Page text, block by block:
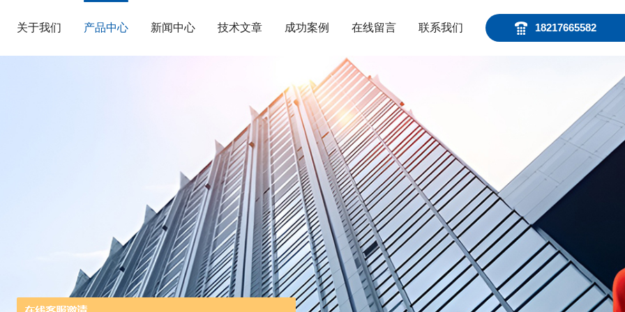
18217665582
关于我们 产品中心 新闻中心 技术文章 成功案例 在线留言 联系我们